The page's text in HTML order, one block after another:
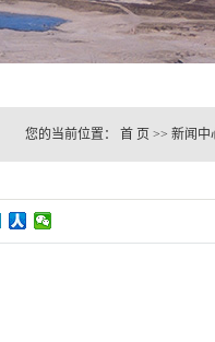
您的当前位置： 首 页 >> 新闻中